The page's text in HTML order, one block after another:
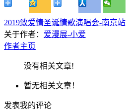
2019致爱情圣诞情歌演唱会-南京站
关于作者： 爱漫展-小爱
作者主页
没有相关文章!
暂无相关文章！
发表我的评论